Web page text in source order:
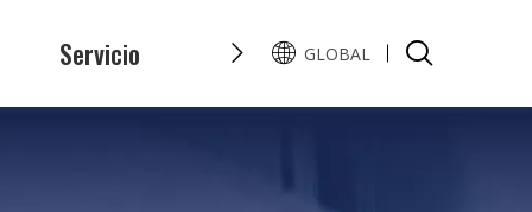
Servicio Honor Preguntas y
GLOBAL